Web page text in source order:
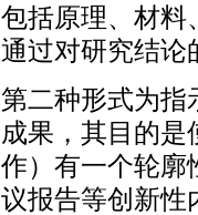
包括原理、材料
通过对研究结论
第二种形式为指
成果，其目的
作）有一个轮廓
议报告等创新性